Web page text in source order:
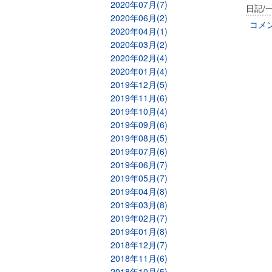
2020年07月(7)
2020年06月(2)
2020年04月(1)
2020年03月(2)
2020年02月(4)
2020年01月(4)
2019年12月(5)
2019年11月(6)
2019年10月(4)
2019年09月(6)
2019年08月(5)
2019年07月(6)
2019年06月(7)
2019年05月(7)
2019年04月(8)
2019年03月(8)
2019年02月(7)
2019年01月(8)
2018年12月(7)
2018年11月(6)
日記/
コメ